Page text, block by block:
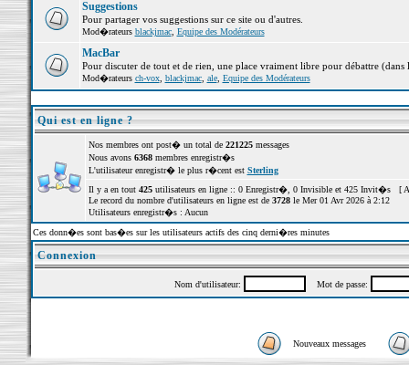
Suggestions
Pour partager vos suggestions sur ce site ou d'autres.
Mod�rateurs blackjmac, Equipe des Modérateurs
MacBar
Pour discuter de tout et de rien, une place vraiment libre pour débattre (dans
Mod�rateurs ch-vox, blackjmac, ale, Equipe des Modérateurs
Qui est en ligne ?
Nos membres ont post� un total de 221225messages
Nous avons 6368membres enregistr�s
L'utilisateur enregistr� le plus r�cent est Sterling
Il y a en tout 425utilisateurs en ligne :: 0 Enregistr�, 0 Invisible et 425 Invit�s [
Le record du nombre d'utilisateurs en ligne est de 3728le Mer 01 Avr 2026 à 2:12
Utilisateurs enregistr�s : Aucun
Ces donn�es sont bas�es sur les utilisateurs actifs des cinq derni�res minutes
Connexion
Nom d'utilisateur: Mot de passe:
Nouveaux messages